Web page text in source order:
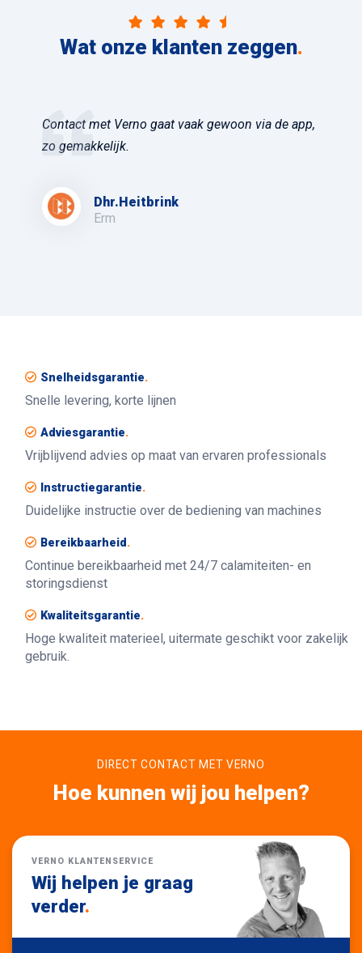
Wat onze klanten zeggen.
Contact met Verno gaat vaak gewoon via de app,
zo gemakkelijk.
Dhr.Heitbrink
Erm
Snelheidsgarantie.
Snelle levering, korte lijnen
Adviesgarantie.
Vrijblijvend advies op maat van ervaren professionals
Instructiegarantie.
Duidelijke instructie over de bediening van machines
Bereikbaarheid .
Continue bereikbaarheid met 24/7 calamiteiten- en
storingsdienst
Kwaliteitsgarantie.
Hoge kwaliteit materieel, uitermate geschikt voor zakelijk
gebruik.
DIRECT CONTACT MET VERNO
Hoe kunnen wij jou helpen?
VERNO KLANTENSERVICE
Wij helpen je graag
verder.